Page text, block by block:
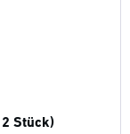
Stück)